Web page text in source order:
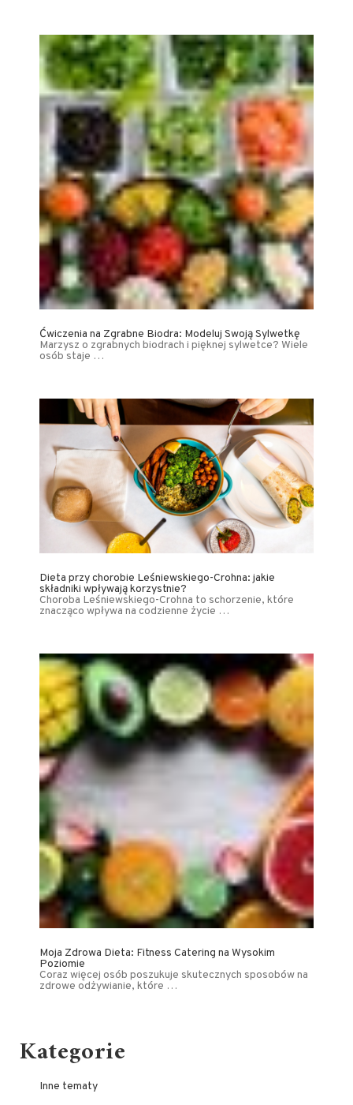
Ćwiczenia na Zgrabne Biodra: Modeluj Swoją Sylwetkę
Marzysz o zgrabnych biodrach i pięknej sylwetce? Wiele
osób staje …
Dieta przy chorobie Leśniewskiego-Crohna: jakie
składniki wpływają korzystnie?
Choroba Leśniewskiego-Crohna to schorzenie, które
znacząco wpływa na codzienne życie …
Moja Zdrowa Dieta: Fitness Catering na Wysokim
Poziomie
Coraz więcej osób poszukuje skutecznych sposobów na
zdrowe odżywianie, które …
Kategorie
Inne tematy